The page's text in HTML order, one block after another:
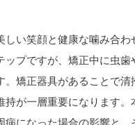
しい笑顔と健康な噛み合わ
ップですが、矯正中に虫歯
。矯正器具があることで清
持が一層重要になります。